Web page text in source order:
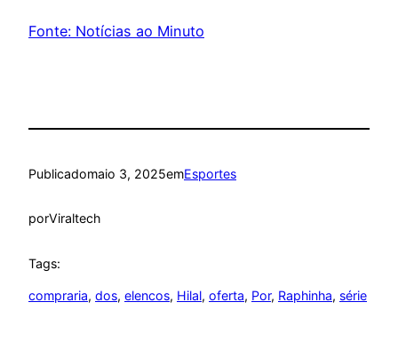
Fonte: Notícias ao Minuto
Publicadomaio 3, 2025emEsportes
porViraltech
Tags:
compraria, dos, elencos, Hilal, oferta, Por, Raphinha, série